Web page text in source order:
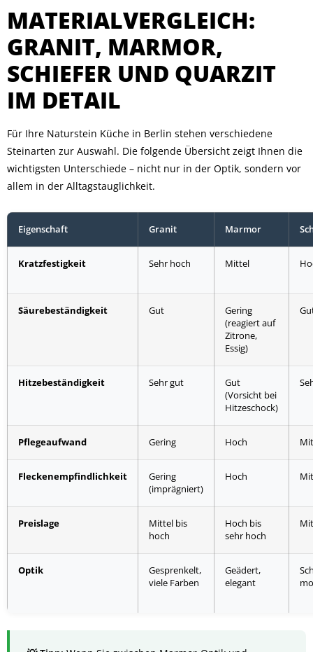
MATERIALVERGLEICH:
GRANIT, MARMOR,
SCHIEFER UND QUARZIT
IM DETAIL
Für Ihre Naturstein Küche in Berlin stehen verschiedene
Steinarten zur Auswahl. Die folgende Übersicht zeigt Ihnen die
wichtigsten Unterschiede – nicht nur in der Optik, sondern vor
allem in der Alltagstauglichkeit.
Eigenschaft Granit Marmor
Kratzfestigkeit Sehr hoch Mittel
Säurebeständigkeit Gut
Gering
(reagiert auf
Zitrone,
Essig)
Hitzebeständigkeit Sehr gut
Gut
(Vorsicht bei
Hitzeschock)
Pflegeaufwand Gering Hoch
Fleckenempfindlichkeit
Gering
(imprägniert)
Hoch
Preislage
Mittel bis
hoch
Hoch bis
sehr hoch
Optik
Gesprenkelt,
viele Farben
Geädert,
elegant